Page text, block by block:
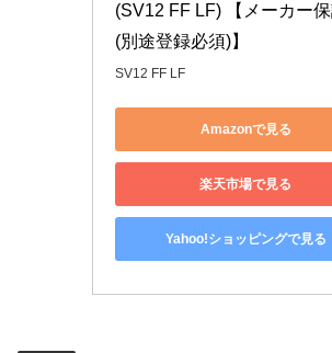
(SV12 FF LF) 【メーカー
(別途登録必須)】
SV12 FF LF
Amazonで見る
楽天市場で見る
Yahoo!ショッピングで見る